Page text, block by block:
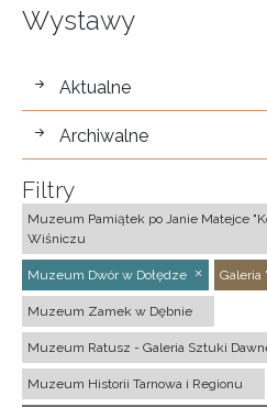
Wystawy
wystawy
Aktualne
Archiwalne
Filtry
Muzeum Pamiątek po Janie Matejce
Wiśniczu
Muzeum Dwór w Dołędze Galeria
Muzeum Zamek w Dębnie
Muzeum Ratusz - Galeria Sztuki
Muzeum Historii Tarnowa i Regionu